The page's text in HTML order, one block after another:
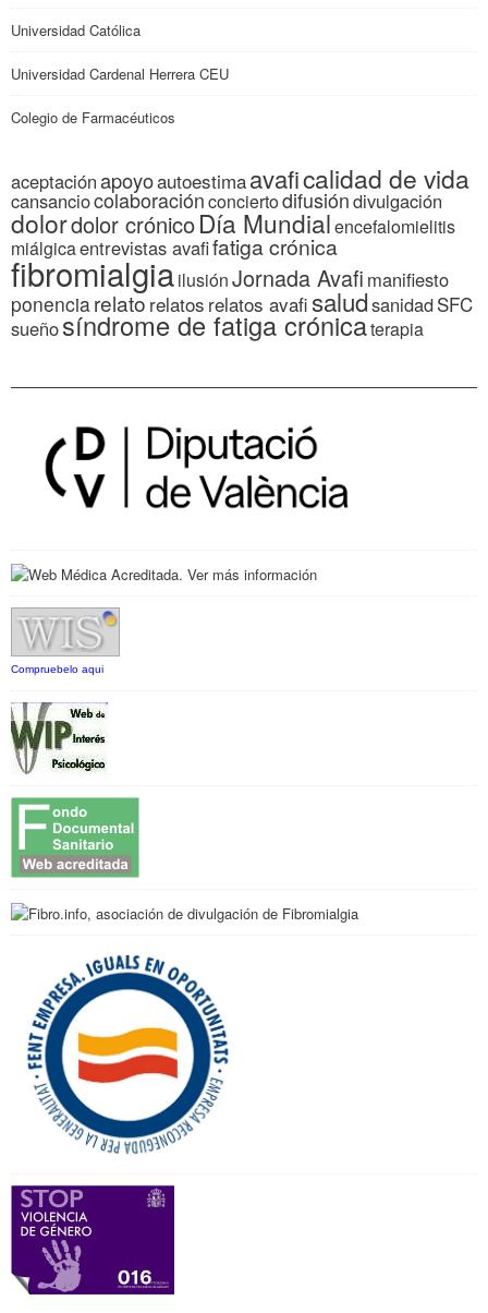
Universidad Católica
Universidad Cardenal Herrera CEU
Colegio de Farmacéuticos
aceptaciónapoyoautoestimaavaficalidad de vida
cansanciocolaboraciónconciertodifusióndivulgación
dolordolor crónicoDía Mundialencefalomielitis
miálgicaentrevistas avafifatiga crónica
fibromialgiailusiónJornada Avafi manifiesto
ponenciarelatorelatos relatos avafisaludsanidadSFC
sueñosíndrome de fatiga crónicaterapia
Compruebelo aqui